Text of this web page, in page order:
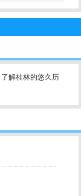
解桂林的悠久历